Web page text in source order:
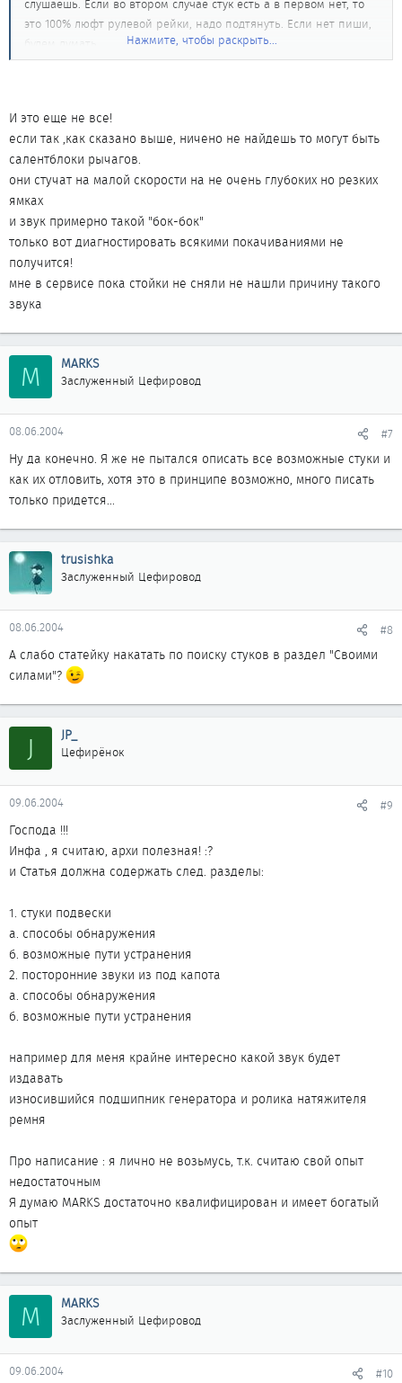
слушаешь. Если во втором случае стук есть а в первом нет, то
это 100% люфт рулевой рейки, надо подтянуть. Если нет пиши,
шаровом шарнире, рейка (исключается выше описанным
способом), крепление рулевого.
Берешь колесо руками за верхнюю часть и качаешь поперек
машины сильно. Стучит? Это крепление стойки.
Подвешиваешь колесо, качаешь поперек нижнюю часть колеса.
Стучит? Это шаровая.
Удачи в поисках!
Нажмите, чтобы раскрыть...
И это еще не все!
если так ,как сказано выше, ничено не найдешь то могут быть
салентблоки рычагов.
они стучат на малой скорости на не очень глубоких но резких
ямках
и звук примерно такой "бок-бок"
только вот диагностировать всякими покачиваниями не
получится!
мне в сервисе пока стойки не сняли не нашли причину такого
звука
M MARKS
Заслуженный Цефировод
08.06.2004 #7
Ну да конечно. Я же не пытался описать все возможные стуки и
как их отловить, хотя это в принципе возможно, много писать
только придется...
trusishka
Заслуженный Цефировод
08.06.2004 #8
А слабо статейку накатать по поиску стуков в раздел "Своими
силами"?
J JP_
Цефирёнок
09.06.2004 #9
Господа !!!
Инфа , я считаю, архи полезная! :?
и Статья должна содержать след. разделы:
1. стуки подвески
а. способы обнаружения
б. возможные пути устранения
2. посторонние звуки из под капота
а. способы обнаружения
б. возможные пути устранения
например для меня крайне интересно какой звук будет
издавать
износившийся подшипник генератора и ролика натяжителя
ремня
Про написание : я лично не возьмусь, т.к. считаю свой опыт
недостаточным
Я думаю MARKS достаточно квалифицирован и имеет богатый
опыт
M MARKS
Заслуженный Цефировод
09.06.2004 #10